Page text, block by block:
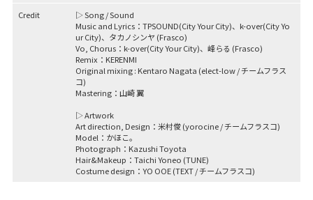
Credit
▷ Song / Sound
Music and Lyrics：TPSOUND(City Your City)、k-over(City Yo
ur City)、タカノシンヤ (Frasco)
Vo, Chorus：k-over(City Your City)、峰らる (Frasco)
Remix：KERENMI
Original mixing : Kentaro Nagata (elect-low / チームフラス
コ)
Mastering：山崎 翼
▷ Artwork
Art direction, Design：米村俊 (yorocine / チームフラスコ)
Model：かほこ。
Photograph：Kazushi Toyota
Hair&Makeup：Taichi Yoneo (TUNE)
Costume design：YO OOE (TEXT / チームフラスコ)